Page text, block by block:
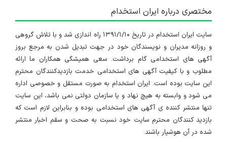
الکترونیک و نیاز سازمان‌ها به تولید اسناد حرفه‌ای، شکلی
فنی‌تر و تخصصی‌تر به خود گرفته است. امروزه تمرکز بازار بر
جذب متخصصانی است که توانایی تبدیل محتوای خام
متنی به یک اثر بصری استاندارد، خوانا و آماده چاپ را داشته
باشند. بررسی دقیق ساختار بازار کار بیانگر آن است که حرفه
صفحه‌آرایی یک عنوان شغلی تک‌بعدی نیست، بلکه شامل
زیرشاخه‌های تخصصی با ماهیت و مهارت‌های متفاوت است.
مختصری درباره ایران استخدام
سایت ایران استخدام در تاریخ ۱۳۹۱/۱/۱۰ راه اندازی شد و با تلاش گروهی
و روزانه مدیران و نویسندگان خود در جهت تبدیل شدن به مرجع بروز
آگهی های استخدامی گام برداشت. سعی همیشگی همکاران ما ارائه
مطلوب و با کیفیت آگهی های استخدامی خدمت بازدیدکنندگان محترم
این سایت بوده است. ایران استخدام به صورت مستقل و خصوصی اداره
می شود و وابسته به هیچ نهاد و یا سازمان دولتی نمی باشد، این سایت
تنها منتشر کننده ی آگهی های استخدامی بوده و بنابراین لازم است که
بازدید کنندگان محترم سایت خود نسبت به صحت و سقم اخبار منتشر
شده در آن هوشیار باشند.